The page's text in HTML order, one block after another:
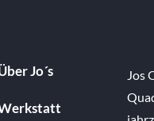
Jo´s
Jos